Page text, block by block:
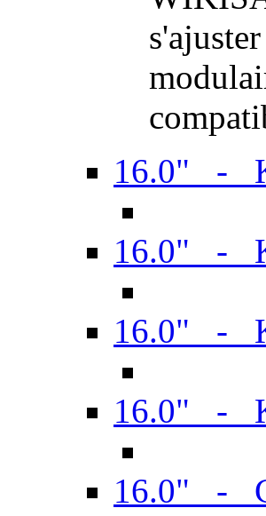
16.0" -
16.0" -
16.0" -
16.0" -
16.0" -